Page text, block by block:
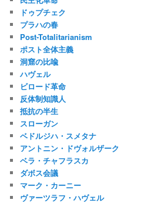
ドゥプチェク
プラハの春
Post-Totalitarianism
ポスト全体主義
洞窟の比喩
ハヴェル
ビロード革命
反体制知識人
抵抗の半生
スローガン
ベドルジハ・スメタナ
アントニン・ドヴォルザーク
ベラ・チャフラスカ
ダボス会議
マーク・カーニー
ヴァーツラフ・ハヴェル